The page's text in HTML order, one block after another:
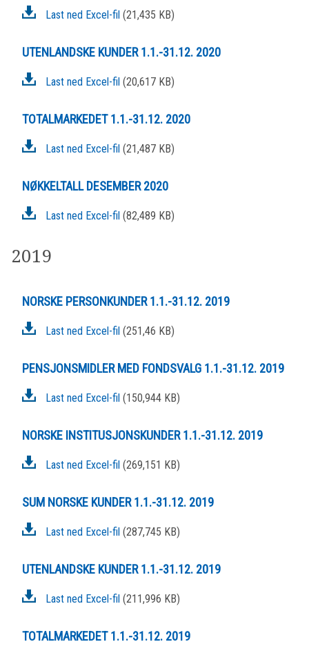
Last ned Excel-fil (21,435 KB)
UTENLANDSKE KUNDER 1.1.-31.12. 2020
Last ned Excel-fil (20,617 KB)
TOTALMARKEDET 1.1.-31.12. 2020
Last ned Excel-fil (21,487 KB)
NØKKELTALL DESEMBER 2020
Last ned Excel-fil (82,489 KB)
2019
NORSKE PERSONKUNDER 1.1.-31.12. 2019
Last ned Excel-fil (251,46 KB)
PENSJONSMIDLER MED FONDSVALG 1.1.-31.12. 2019
Last ned Excel-fil (150,944 KB)
NORSKE INSTITUSJONSKUNDER 1.1.-31.12. 2019
Last ned Excel-fil (269,151 KB)
SUM NORSKE KUNDER 1.1.-31.12. 2019
Last ned Excel-fil (287,745 KB)
UTENLANDSKE KUNDER 1.1.-31.12. 2019
Last ned Excel-fil (211,996 KB)
TOTALMARKEDET 1.1.-31.12. 2019